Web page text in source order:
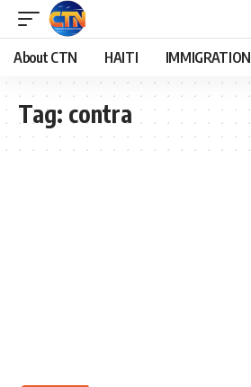
About CTN HAITI IMMIGRATION
Tag: contra